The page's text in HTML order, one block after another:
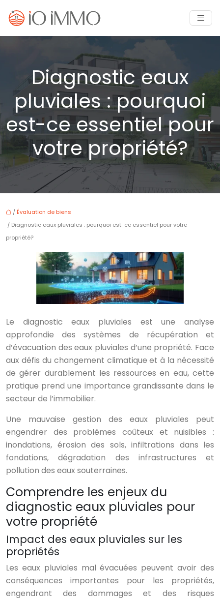
Diagnostic eaux
pluviales : pourquoi
est-ce essentiel pour
votre propriété?
/ Évaluation de biens
/ Diagnostic eaux pluviales : pourquoi est-ce essentiel pour votre
propriété?
Le diagnostic eaux pluviales est une analyse
approfondie des systèmes de récupération et
d’évacuation des eaux pluviales d’une propriété. Face
aux défis du changement climatique et à la nécessité
de gérer durablement les ressources en eau, cette
pratique prend une importance grandissante dans le
secteur de l’immobilier.
Une mauvaise gestion des eaux pluviales peut
engendrer des problèmes coûteux et nuisibles :
inondations, érosion des sols, infiltrations dans les
fondations, dégradation des infrastructures et
pollution des eaux souterraines.
Comprendre les enjeux du
diagnostic eaux pluviales pour
votre propriété
Impact des eaux pluviales sur les
propriétés
Les eaux pluviales mal évacuées peuvent avoir des
conséquences importantes pour les propriétés,
engendrant des dommages et des risques